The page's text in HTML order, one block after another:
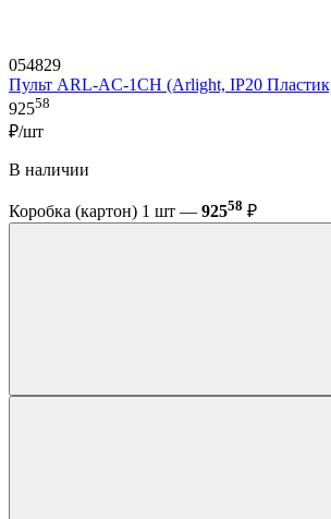
054829
Пульт ARL-AC-1CH (Arlight, IP20
92558
₽/шт
В наличии
Коробка (картон) 1 шт — 92558 ₽